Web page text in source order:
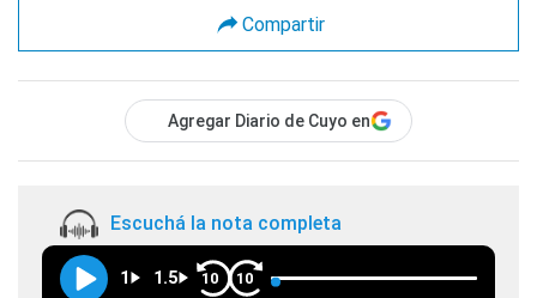
Compartir
Agregar Diario de Cuyo en
Escuchá la nota completa
1 1.5 10 10